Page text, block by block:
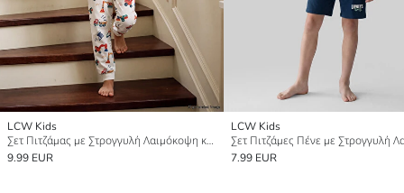
LCW Kids
Σετ Πιτζάμας με Στρογγυλή Λαιμόκοψη και Εκτύπωση για Αγόρια
9.99 EUR
LCW Kids
7.99 EUR